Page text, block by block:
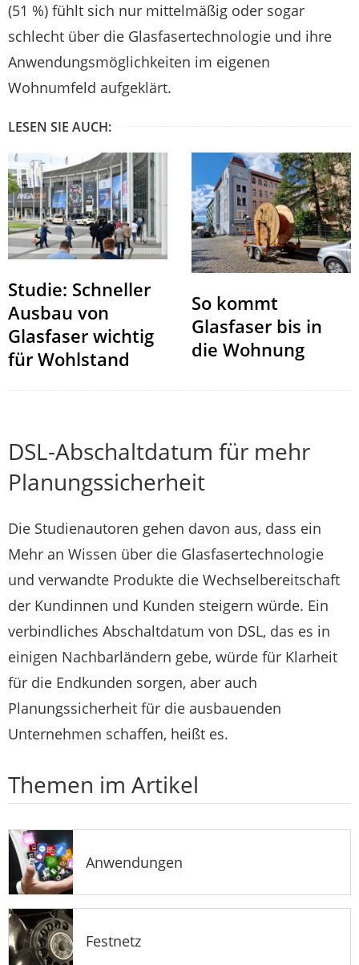
(51 %) fühlt sich nur mittelmäßig oder sogar
schlecht über die Glasfasertechnologie und ihre
Anwendungsmöglichkeiten im eigenen
Wohnumfeld aufgeklärt.
LESEN SIE AUCH:
Studie: Schneller
Ausbau von
Glasfaser wichtig
für Wohlstand
So kommt
Glasfaser bis in
die Wohnung
DSL-Abschaltdatum für mehr
Planungssicherheit
Die Studienautoren gehen davon aus, dass ein
Mehr an Wissen über die Glasfasertechnologie
und verwandte Produkte die Wechselbereitschaft
der Kundinnen und Kunden steigern würde. Ein
verbindliches Abschaltdatum von DSL, das es in
einigen Nachbarländern gebe, würde für Klarheit
für die Endkunden sorgen, aber auch
Planungssicherheit für die ausbauenden
Unternehmen schaffen, heißt es.
Themen im Artikel
Anwendungen
Festnetz